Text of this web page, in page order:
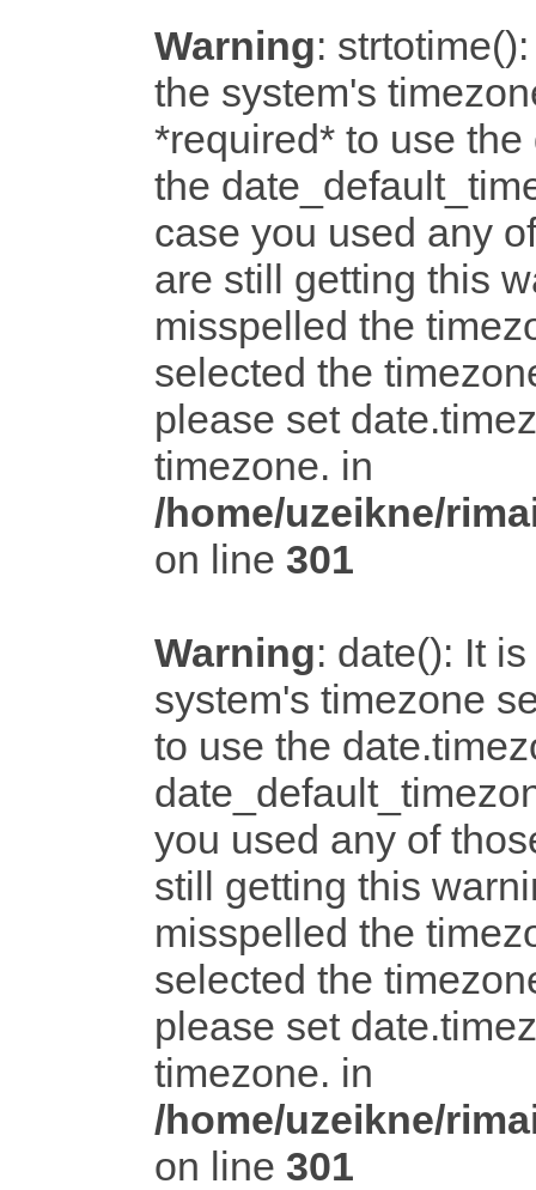
Warning:
the system's
*required* to use
the
case you used any
are still getting this
misspelled the
selected the
please set
timezone. in
/home/uzeikne/
on line 301
Warning: date(): It
system's timezone
to use the
you used any of
still getting this
misspelled the
selected the
please set
timezone. in
/home/uzeikne/
on line 301